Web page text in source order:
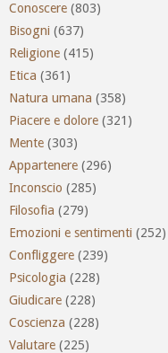
Conoscere (803)
Bisogni (637)
Religione (415)
Etica (361)
Natura umana (358)
Piacere e dolore (321)
Mente (303)
Appartenere (296)
Inconscio (285)
Filosofia (279)
Emozioni e sentimenti (252)
Confliggere (239)
Psicologia (228)
Giudicare (228)
Coscienza (228)
Valutare (225)